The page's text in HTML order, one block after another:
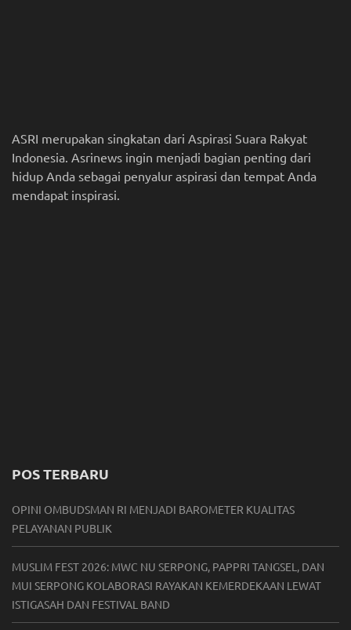
ASRI merupakan singkatan dari Aspirasi Suara Rakyat
Indonesia. Asrinews ingin menjadi bagian penting dari
hidup Anda sebagai penyalur aspirasi dan tempat Anda
mendapat inspirasi.
POS TERBARU
OPINI OMBUDSMAN RI MENJADI BAROMETER KUALITAS
PELAYANAN PUBLIK
MUSLIM FEST 2026: MWC NU SERPONG, PAPPRI TANGSEL, DAN
MUI SERPONG KOLABORASI RAYAKAN KEMERDEKAAN LEWAT
ISTIGASAH DAN FESTIVAL BAND